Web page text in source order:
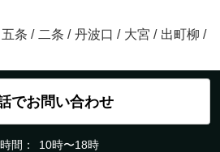
五条 / 二条 / 丹波口 / 大宮 / 出町柳 /
でお問い合わせ
間：
10時〜18時